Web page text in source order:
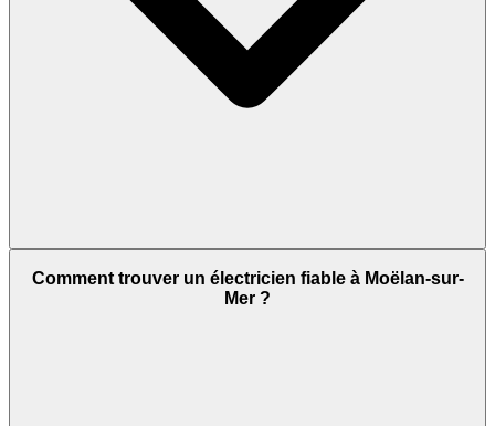
Comment trouver un électricien fiable à Moëlan-sur-
Mer ?